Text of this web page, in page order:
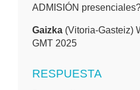
ADMISIÓN
Gaizka (Vitoria-Gasteiz)
GMT 2025
RESPUESTA